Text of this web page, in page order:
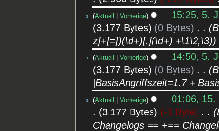
Aktuell Vorherige
15:25, 5.
3.177 Bytes
0 Bytes
z]+[=])(\d+)[.](\d+) +\1\2,\3)
Aktuell Vorherige
14:50, 5.
3.177 Bytes
0 Bytes
|BasisAngriffszeit=1.7
Aktuell Vorherige
01:06, 15.
3.177 Bytes
-1 Byte
Changelogs == +==